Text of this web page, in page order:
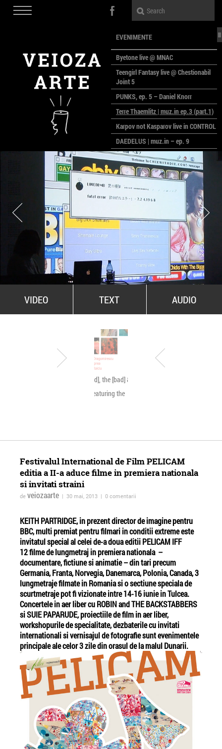
EVENIMENTE
Byetone live @ MNAC
Teengirl Fantasy live @ Chestionabil
Joint 5
PUNKS, ep. 5 – Daniel Knorr
Terre Thaemlitz | muz.in ep.3 (part.1)
Karpov not Kasparov live in CONTROL
DAEDELUS | muz.in – ep. 9
LALELE, LALELE – prima premieră a
anului la MACAZ
CinePOLSKA – filme poloneze la
București
PEOPLE OF ROMANIA se lansează la
All Stars For Outernational
VIDEO TEXT AUDIO
The [good], the [bad] & the
[ugly]… featuring the
Intimni osvetlni (Lumină
intimă) la Cineclub FILM
MENU
HYBRIDS - Festival
Internațional de
Fotografie, Videoart
Pictură
Festivalul International de Film PELICAM
editia a II-a aduce filme in premiera nationala
si invitati straini
de veiozaarte | 30 mai, 2013 | 0 comentarii
KEITH PARTRIDGE, in prezent director de imagine pentru
BBC, multi premiat pentru filmari in conditii extreme este
invitatul special al celei de-a doua editii PELICAM IFF
12 filme de lungmetraj in premiera nationala –
documentare, fictiune si animatie – din tari precum
Germania, Franta, Norvegia, Danemarca, Polonia, Canada, 3
lungmetraje filmate in Romania si o sectiune speciala de
scurtmetraje pot fi vizionate intre 14-16 iunie in Tulcea.
Concertele in aer liber cu ROBIN and THE BACKSTABBERS
si SUIE PAPARUDE,proiectiile defilm in aer liber,
workshopurile de specialitate, dezbaterile cu invitati
internationali si vernisajul de fotografie sunt evenimentele
principale ale celor 3 zile din orasul de la malul Dunarii.